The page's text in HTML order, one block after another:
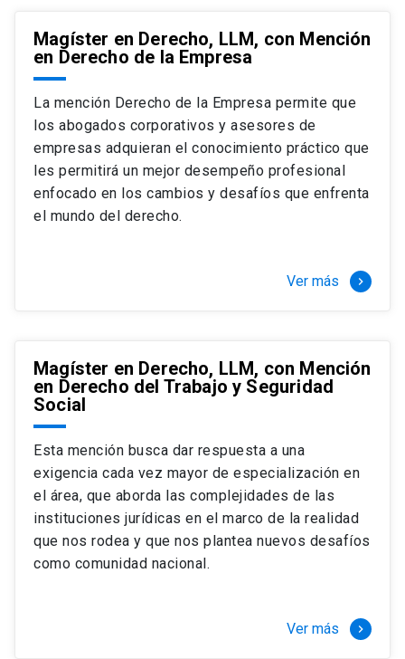
Magíster en Derecho, LLM, con Mención
en Derecho de la Empresa
La mención Derecho de la Empresa permite que
los abogados corporativos y asesores de
empresas adquieran el conocimiento práctico que
les permitirá un mejor desempeño profesional
enfocado en los cambios y desafíos que enfrenta
el mundo del derecho.
Ver más keyboard_arrow_right
Magíster en Derecho, LLM, con Mención
en Derecho del Trabajo y Seguridad
Social
Esta mención busca dar respuesta a una
exigencia cada vez mayor de especialización en
el área, que aborda las complejidades de las
instituciones jurídicas en el marco de la realidad
que nos rodea y que nos plantea nuevos desafíos
como comunidad nacional.
Ver más keyboard_arrow_right